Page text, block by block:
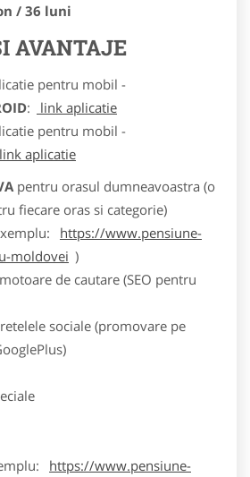
/ 36 luni
AVANTAJE
pentru mobil -
:
link aplicatie
pentru mobil -
link aplicatie
pentru orasul dumneavoastra (o
fiecare oras si categorie)
https://www.pensiune-
moldovei )
de cautare (SEO pentru
sociale (promovare pe
https://www.pensiune-